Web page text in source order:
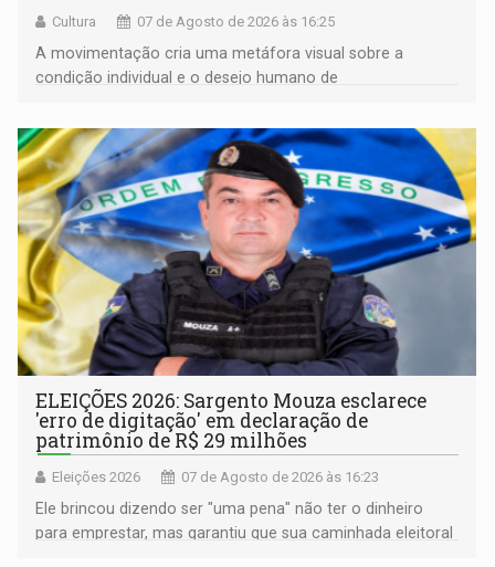
Cultura 07 de Agosto de 2026 às 16:25
A movimentação cria uma metáfora visual sobre a
condição individual e o desejo humano de
ELEIÇÕES 2026: Sargento Mouza esclarece
'erro de digitação' em declaração de
patrimônio de R$ 29 milhões
Eleições 2026 07 de Agosto de 2026 às 16:23
Ele brincou dizendo ser "uma pena" não ter o dinheiro
para emprestar, mas garantiu que sua caminhada eleitoral